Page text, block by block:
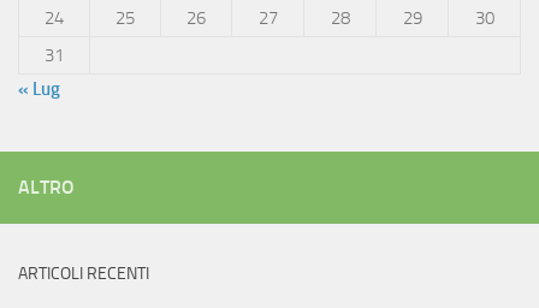
24
25 26 27 28 29
30
31
« Lug
ALTRO
ARTICOLI RECENTI